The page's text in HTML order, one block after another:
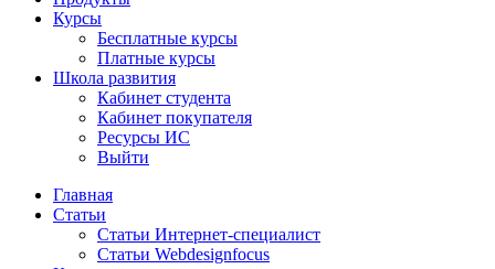
Курсы
Бесплатные курсы
Платные курсы
Школа развития
Кабинет студента
Кабинет покупателя
Ресурсы ИС
Выйти
Главная
Статьи
Статьи Интернет-специалист
Статьи Webdesignfocus